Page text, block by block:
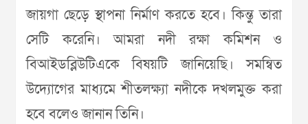
জায়গা ছেড়ে স্থাপনা নির্মাণ করতে হবে। কিন্তু তারা
সেটি করেনি। আমরা নদী রক্ষা কমিশন ও
বিআইডব্লিউটিএকে বিষয়টি জানিয়েছি। সমন্বিত
উদ্যোগের মাধ্যমে শীতলক্ষ্যা নদীকে দখলমুক্ত করা
হবে বলেও জানান তিনি।